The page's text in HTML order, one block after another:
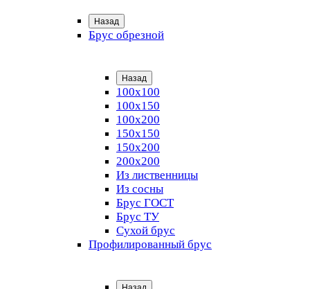
Назад
Брус обрезной
Назад
100х100
100х150
100х200
150х150
150х200
200х200
Из лиственницы
Из сосны
Брус ГОСТ
Брус ТУ
Сухой брус
Профилированный брус